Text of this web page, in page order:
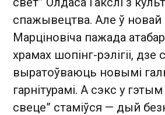
спажывецтва. Але ў новай
Марціновіча пажада
храмах шопінг-рэлігіі,
выратоўваюць новымі
гарнітурамі. А сэкс у
свеце” стаміўся — дый